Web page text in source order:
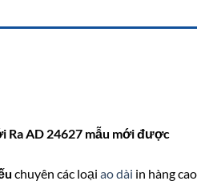
Ra AD 24627 mẫu mới được
chuyên các loại ao dài in hàng cao